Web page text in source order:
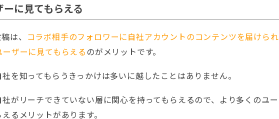
に見てもらえる
は、 コラボ相手のフォロワーに自社アカウントのコンテンツを届けられ
ザーに見てもらえる のがメリットです。
を知ってもらうきっかけは多いに越したことはありません。
がリーチできていない層に関心を持ってもらえるので、より多くのユー
るメリットがあります。